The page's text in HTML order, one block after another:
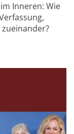
Inneren: Wie